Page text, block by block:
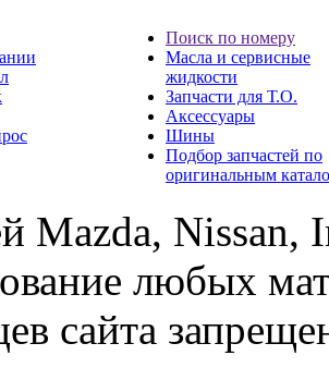
Поиск по номеру
Масла и сервисные
жидкости
Запчасти для Т.О.
Аксессуары
Шины
Подбор запчастей по
оригинальным
Mazda,
любых
сайта